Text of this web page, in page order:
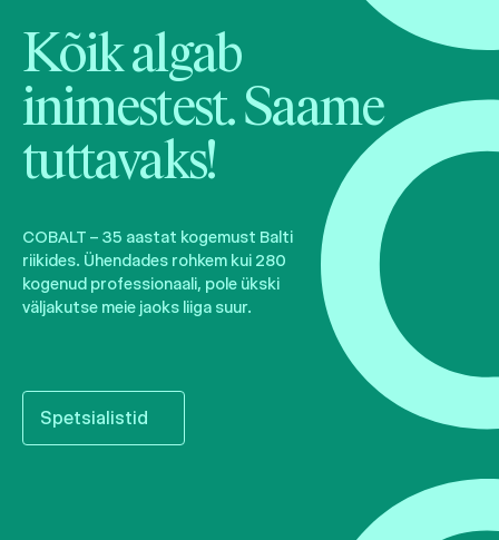
Kõik algab
inimestest. Saame
tuttavaks!
COBALT – 35 aastat kogemust Balti
riikides. Ühendades rohkem kui 280
kogenud professionaali, pole ükski
väljakutse meie jaoks liiga suur.
Spetsialistid